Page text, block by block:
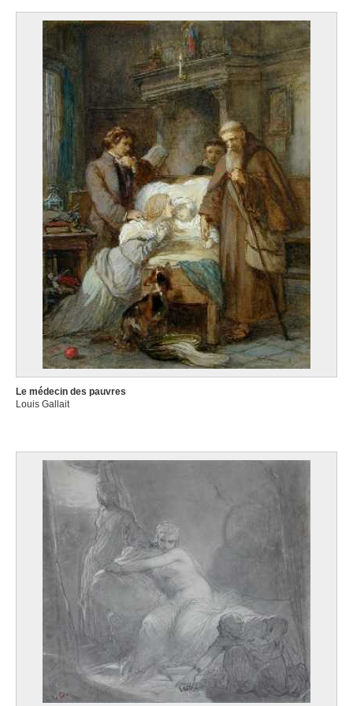
Geurden Elisabeth
Gand 1924 - Evere / Bruxelles 2002
Geys Jef
Bourg-Léopold 1934 - Genk 2018
Ghesquière Napoléon-François
Gand 1812 - 1862
Ghobert Bernard
Woluwe -Saint-Lambert / Bruxelles 1914 - Uccle / Bruxelles 1975
Ghysels Jean-Pierre
Uccle / Bruxelles 1932 - Couture-Saint-Germain / Lasne 2024
Gilioli Emile
Paris (France) 1911 - 1977
Gillemans Jan Pauwel I
Anvers 1618 - Antwerpen ? dernière mention en 1675
Gillet Roger Edgard
Paris (France) 1924 - Saint-Suliac, Ille-et-Vilaine (France) 2004
Gilmont Edgar
Seneffe 1887 - Cagnes-sur-Mer, Alpes-Maritimes (France) 1949
Gilsoul Victor
Bruxelles 1867 - Woluwe-Saint-Lambert / Bruxelles 1939
Gimignani Ludovico
Giordano Luca
Naples (Italie) 1634 - 1705
Dax, Landes (France) 1903 - Venise (Italie) 1991
Gnoli Domenico
Rome (Italie) 1933 - New York, New York (Etats-Unis) 1970
Gobert Léon
Wasmes 1869 - Mons 1935
Godecharle Gilles-Lambert
Bruxelles 1750 - 1835
Godenne John
Bruxelles 1930 - Paris (France) 1965
Goepfert Hermann
Bad Nauheim, Hesse (Allemagne) 1926 - Anvers 1982
Le médecin des pauvres
Louis Gallait